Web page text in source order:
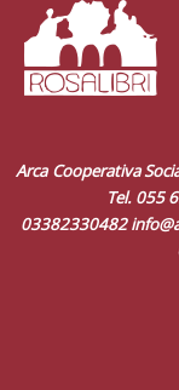
Arca Cooperativa
Tel. 055
03382330482